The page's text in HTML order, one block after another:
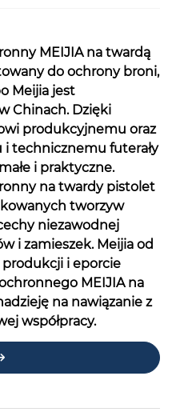
MEIJIA na twardą
do ochrony broni,
Meijia jest
Chinach. Dzięki
produkcyjnemu oraz
i technicznemu futerały
i praktyczne.
na twardy pistolet
tworzyw
niezawodnej
i zamieszek. Meijia od
i eporcie
MEIJIA na
na nawiązanie z
współpracy.